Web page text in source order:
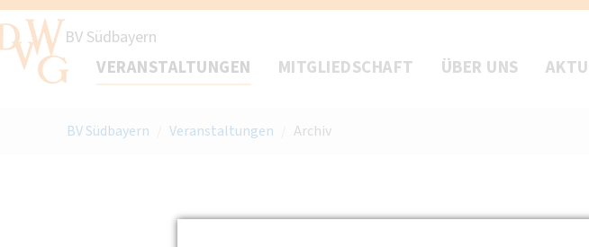
BV Südbayern
VERANSTALTUNGEN MITGLIEDSCHAFT ÜBER UNS
BV Südbayern Veranstaltungen Archiv